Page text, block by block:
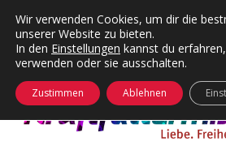
Kategorien
24 Hours
Die Wende
KFMW-Disco
Dates
öffnen
Wir verwenden Cookies, um dir die
unserer Website zu bieten.
In den Einstellungen kannst du
verwenden oder sie ausschalten.
Zustimmen Ablehnen